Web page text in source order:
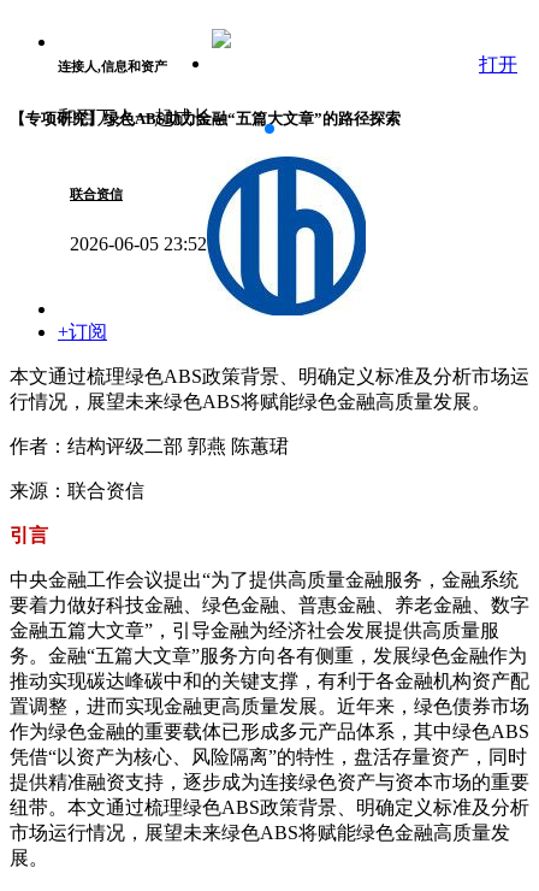
连接人,信息和资产
和百万人一起成长
打开
【专项研究】绿色ABS助力金融“五篇大文章”的路径探索
联合资信
2026-06-05 23:52
+订阅
本文通过梳理绿色ABS政策背景、明确定义标准及分析市场运
行情况，展望未来绿色ABS将赋能绿色金融高质量发展。
作者：结构评级二部 郭燕 陈蕙珺
来源：联合资信
引言
中央金融工作会议提出“为了提供高质量金融服务，金融系统
要着力做好科技金融、绿色金融、普惠金融、养老金融、数字
金融五篇大文章”，引导金融为经济社会发展提供高质量服
务。金融“五篇大文章”服务方向各有侧重，发展绿色金融作为
推动实现碳达峰碳中和的关键支撑，有利于各金融机构资产配
置调整，进而实现金融更高质量发展。近年来，绿色债券市场
作为绿色金融的重要载体已形成多元产品体系，其中绿色ABS
凭借“以资产为核心、风险隔离”的特性，盘活存量资产，同时
提供精准融资支持，逐步成为连接绿色资产与资本市场的重要
纽带。本文通过梳理绿色ABS政策背景、明确定义标准及分析
市场运行情况，展望未来绿色ABS将赋能绿色金融高质量发
展。